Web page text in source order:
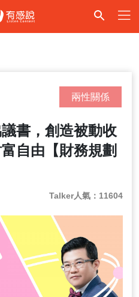
書，創造被動收
自由【財務規劃
兩性關係
Talker人氣：11604